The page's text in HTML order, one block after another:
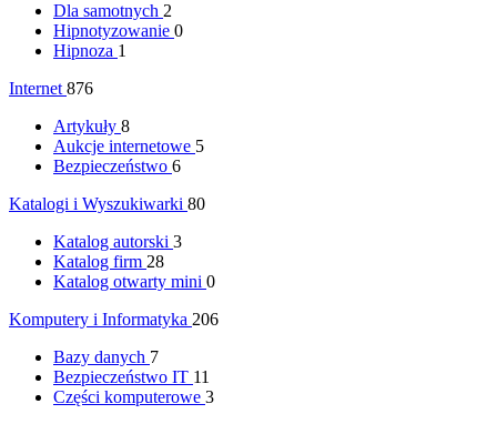
Dla samotnych 2
Hipnotyzowanie 0
Hipnoza 1
Internet 876
Artykuły 8
Aukcje internetowe 5
Bezpieczeństwo 6
Katalogi i Wyszukiwarki 80
Katalog autorski 3
Katalog firm 28
Katalog otwarty mini 0
Komputery i Informatyka 206
Bazy danych 7
Bezpieczeństwo IT 11
Części komputerowe 3